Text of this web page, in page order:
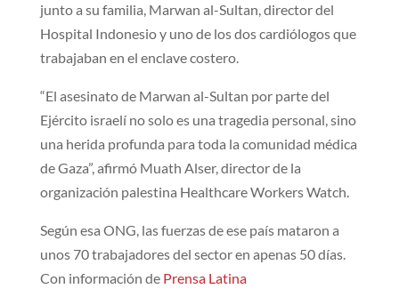
junto a su familia, Marwan al-Sultan, director del
Hospital Indonesio y uno de los dos cardiólogos que
trabajaban en el enclave costero.
“El asesinato de Marwan al-Sultan por parte del
Ejército israelí no solo es una tragedia personal, sino
una herida profunda para toda la comunidad médica
de Gaza”, afirmó Muath Alser, director de la
organización palestina Healthcare Workers Watch.
Según esa ONG, las fuerzas de ese país mataron a
unos 70 trabajadores del sector en apenas 50 días.
Con información de Prensa Latina